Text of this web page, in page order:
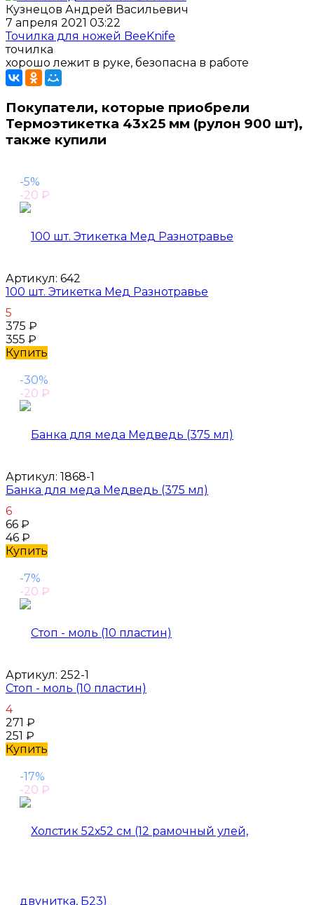
Кузнецов Андрей Васильевич
7 апреля 2021 03:22
Точилка для ножей BeeKnife
точилка
хорошо лежит в руке, безопасна в работе
Покупатели, которые приобрели
Термоэтикетка 43x25 мм (рулон 900 шт),
также купили
-5%
-20 ₽
Артикул: 642
100 шт. Этикетка Мед Разнотравье
5
375 ₽
355 ₽
Купить
-30%
-20 ₽
Артикул: 1868-1
Банка для меда Медведь (375 мл)
6
66 ₽
46 ₽
Купить
-7%
-20 ₽
Артикул: 252-1
Стоп - моль (10 пластин)
4
271 ₽
251 ₽
Купить
-17%
-20 ₽